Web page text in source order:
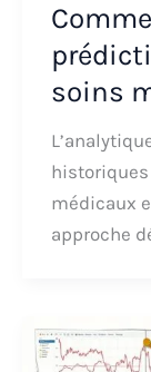
soins
médicaux
approche